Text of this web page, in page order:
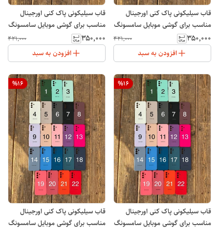
قاب سیلیکونی پاک کنی اورجینال
مناسب برای گوشی موبایل سامسونگ
Galaxy S25 Ultra
۳۵۰٬۰۰۰ ۴۲۱٬۰۰۰
افزودن به سبد
قاب سیلیکونی پاک کنی اورجینال
مناسب برای گوشی موبایل سامسونگ
Galaxy A36
۳۵۰٬۰۰۰ ۴۲۱٬۰۰۰
افزودن به سبد
%16
قاب سیلیکونی پاک کنی اورجینال
مناسب برای گوشی موبایل سامسونگ
%16
قاب سیلیکونی پاک کنی اورجینال
مناسب برای گوشی موبایل سامسونگ